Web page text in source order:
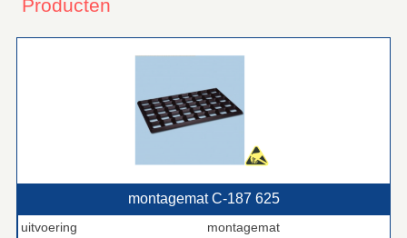
Producten
montagemat C‑187 625
uitvoering
montagemat